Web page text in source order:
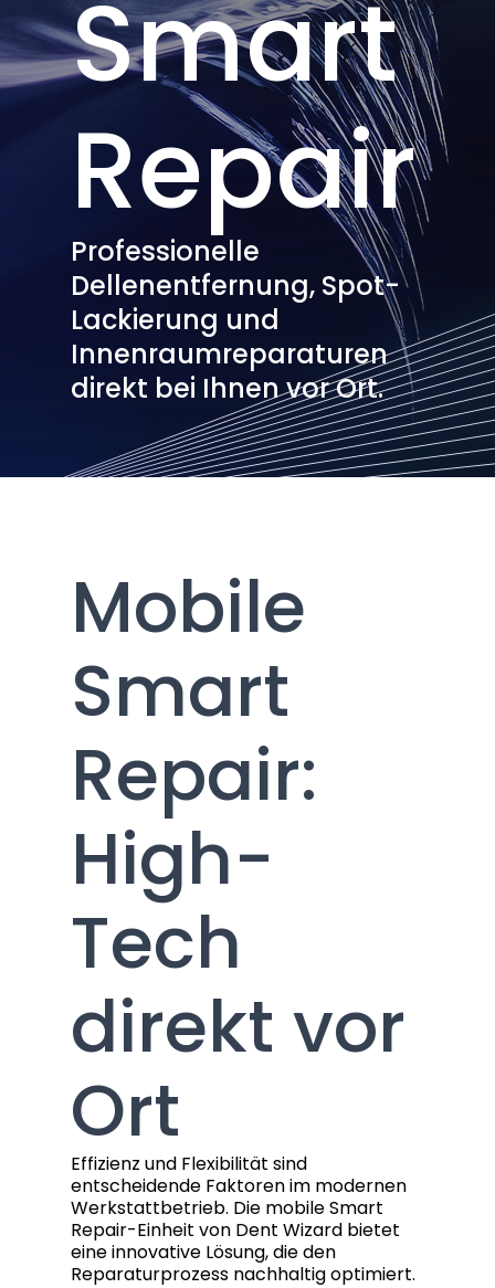
Smart
Repair
Professionelle
Dellenentfernung, Spot-
Lackierung und
Innenraumreparaturen
direkt bei Ihnen vor Ort.
Mobile
Smart
Repair:
High-
Tech
direkt vor
Ort
Effizienz und Flexibilität sind
entscheidende Faktoren im modernen
Werkstattbetrieb. Die mobile Smart
Repair-Einheit von Dent Wizard bietet
eine innovative Lösung, die den
Reparaturprozess nachhaltig optimiert.